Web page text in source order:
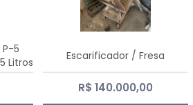
5
Litros
Escarificador / Fresa
R$ 140.000,00